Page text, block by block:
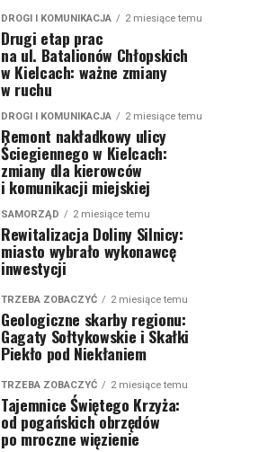
DROGI I KOMUNIKACJA 2 miesiące temu
Drugi etap prac
na ul. Batalionów Chłopskich
w Kielcach: ważne zmiany
w ruchu
DROGI I KOMUNIKACJA 2 miesiące temu
Remont nakładkowy ulicy
Ściegiennego w Kielcach:
zmiany dla kierowców
i komunikacji miejskiej
SAMORZĄD 2 miesiące temu
Rewitalizacja Doliny Silnicy:
miasto wybrało wykonawcę
inwestycji
TRZEBA ZOBACZYĆ 2 miesiące temu
Geologiczne skarby regionu:
Gagaty Sołtykowskie i Skałki
Piekło pod Niekłaniem
TRZEBA ZOBACZYĆ 2 miesiące temu
Tajemnice Świętego Krzyża:
od pogańskich obrzędów
po mroczne więzienie